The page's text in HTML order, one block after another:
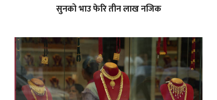
सुनको भाउ फेरि तीन लाख नजिक